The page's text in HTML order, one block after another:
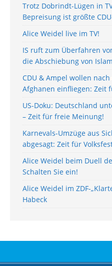
Trotz Dobrindt-Lügen in
Bepreisung ist größte
Alice Weidel live im TV!
IS ruft zum Überfahren
die Abschiebung von
CDU & Ampel wollen
Afghanen einfliegen: Zeit
US-Doku: Deutschland
– Zeit für freie Meinung!
Karnevals-Umzüge aus
abgesagt: Zeit für
Alice Weidel beim Duell
Schalten Sie ein!
Alice Weidel im ZDF-
Habeck